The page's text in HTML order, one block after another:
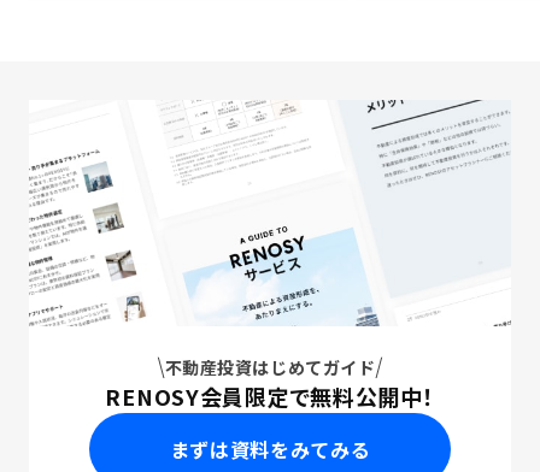
不動産投資はじめてガイド
RENOSY会員限定で無料公開中！
まずは資料をみてみる